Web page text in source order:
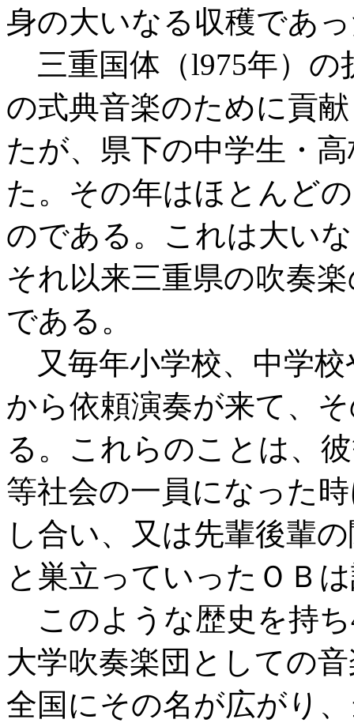
身の大いなる収穫であ
三重国体（l975年）の
の式典音楽のために貢
たが、県下の中学生・
た。その年はほとんど
のである。これは大い
それ以来三重県の吹奏
である。
又毎年小学校、中学校
から依頼演奏が来て、
る。これらのことは、
等社会の一員になった
し合い、又は先輩後輩
と巣立っていったＯＢ
このような歴史を持
大学吹奏楽団としての
全国にその名が広がり